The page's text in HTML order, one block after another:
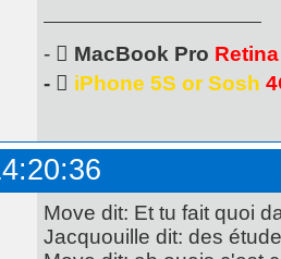
-  MacBook Pro Retina
-  iPhone 5S or Sosh
Move dit: Et tu fait quoi
Jacquouille dit: des